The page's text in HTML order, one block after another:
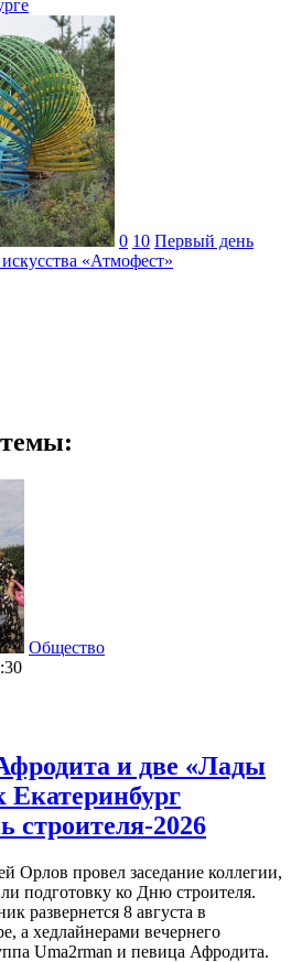
0 10 Первый день
«Атмофест»
Общество
и две «Лады
Екатеринбург
строителя-2026
Орлов провел заседание коллегии,
подготовку ко Дню строителя.
развернется 8 августа в
а хедлайнерами вечернего
Uma2rman и певица Афродита.